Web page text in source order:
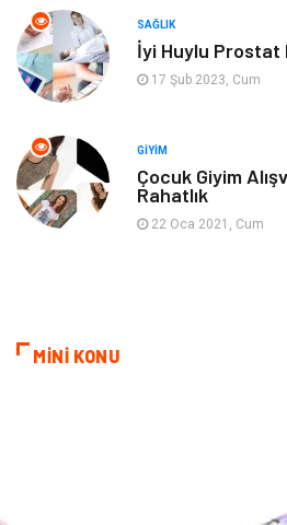
Cam
Sigorta
Bebek Giyim
Kına Gecesi
SAĞLIK
İyi Huylu Prostat
17 Şub 2023, Cum
GIYIM
Çocuk Giyim
Rahatlık
22 Oca 2021, Cum
MİNİ KONU